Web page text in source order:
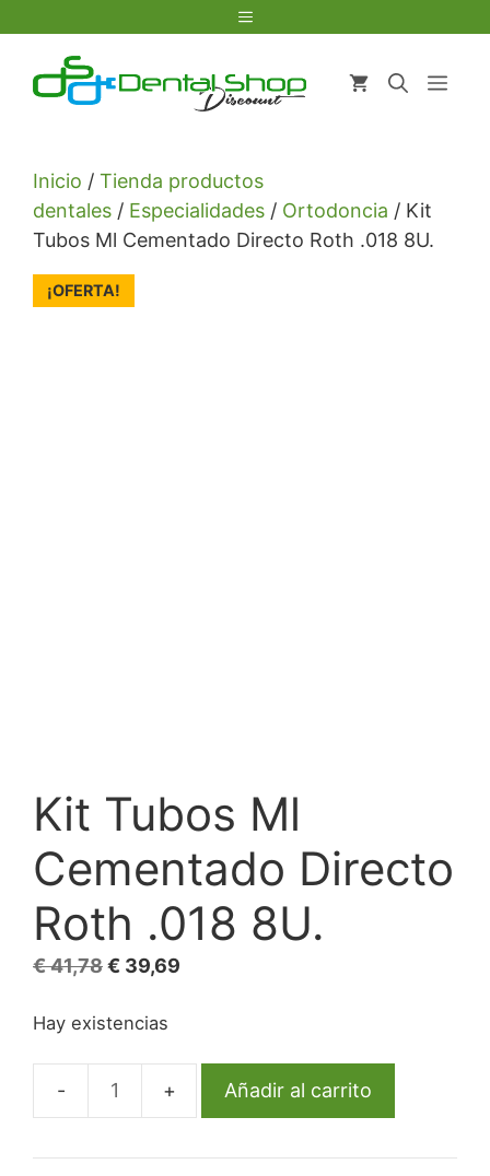
contenido
Menú
Inicio / Tienda productos
dentales / Especialidades / Ortodoncia / Kit
Tubos Ml Cementado Directo Roth .018 8U.
¡OFERTA!
Kit Tubos Ml
Cementado Directo
Roth .018 8U.
€41,78El
original
€ 41,78.
€ 39,69
€ 39,69.
Hay existencias
Ml
Añadir al carrito